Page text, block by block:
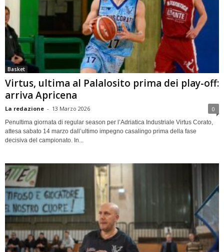
Basket
Virtus, ultima al Palalosito prima dei play-off:
arriva Apricena
La redazione - 13 Marzo 2026 0
Penultima giornata di regular season per l’Adriatica Industriale Virtus Corato,
attesa sabato 14 marzo dall’ultimo impegno casalingo prima della fase
decisiva del campionato. In...